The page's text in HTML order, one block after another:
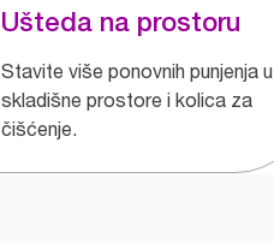
Ušteda na prostoru
Stavite više ponovnih punjenja u
skladišne prostore i kolica za
čišćenje.